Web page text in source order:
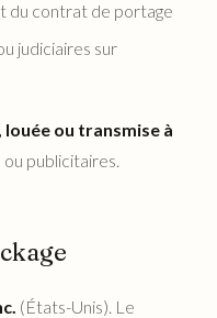
du contrat de portage
judiciaires sur
ou transmise à
publicitaires.
(États-Unis). Le